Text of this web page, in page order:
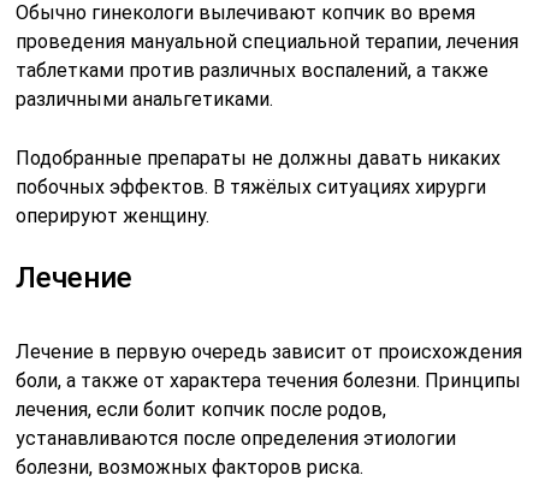
Обычно гинекологи вылечивают копчик во время
проведения мануальной специальной терапии, лечения
таблетками против различных воспалений, а также
различными анальгетиками.
Подобранные препараты не должны давать никаких
побочных эффектов. В тяжёлых ситуациях хирурги
оперируют женщину.
Лечение
Лечение в первую очередь зависит от происхождения
боли, а также от характера течения болезни. Принципы
лечения, если болит копчик после родов,
устанавливаются после определения этиологии
болезни, возможных факторов риска.